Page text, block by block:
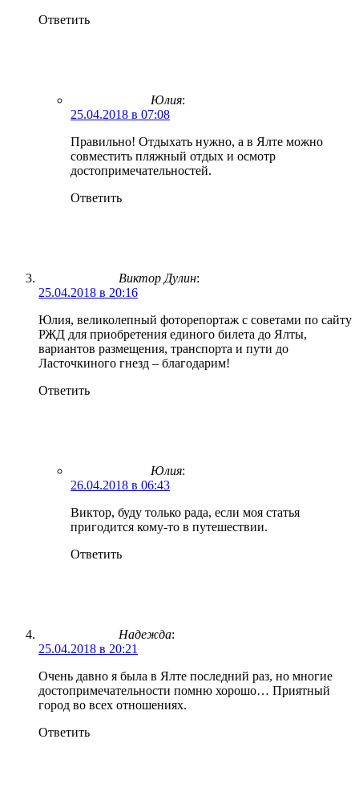
Ответить
Юлия:
25.04.2018 в 07:08
Правильно! Отдыхать нужно, а в Ялте можно
совместить пляжный отдых и осмотр
достопримечательностей.
Ответить
Виктор Дулин:
25.04.2018 в 20:16
Юлия, великолепный фоторепортаж с советами по сайту
РЖД для приобретения единого билета до Ялты,
вариантов размещения, транспорта и пути до
Ласточкиного гнезд – благодарим!
Ответить
Юлия:
26.04.2018 в 06:43
Виктор, буду только рада, если моя статья
пригодится кому-то в путешествии.
Ответить
Надежда:
25.04.2018 в 20:21
Очень давно я была в Ялте последний раз, но многие
достопримечательности помню хорошо… Приятный
город во всех отношениях.
Ответить